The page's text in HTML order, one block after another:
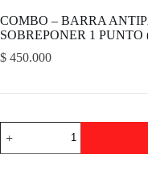
COMBO – BARRA
SOBREPONER 1
$ 450.000
COMBO
BARRA